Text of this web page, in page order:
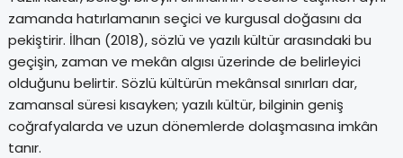
zamanda hatırlamanın seçici ve kurgusal doğasını da
pekiştirir. İlhan (2018), sözlü ve yazılı kültür arasındaki bu
geçişin, zaman ve mekân algısı üzerinde de belirleyici
olduğunu belirtir. Sözlü kültürün mekânsal sınırları dar,
zamansal süresi kısayken; yazılı kültür, bilginin geniş
coğrafyalarda ve uzun dönemlerde dolaşmasına imkân
tanır.